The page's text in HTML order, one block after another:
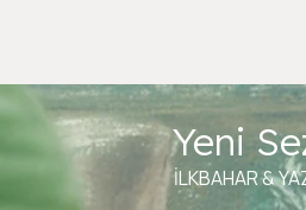
Yeni
İLKBAHAR &